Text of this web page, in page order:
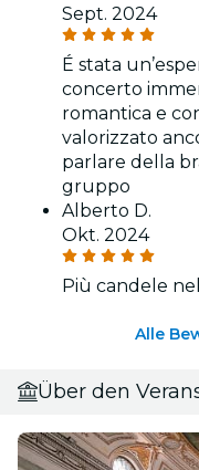
Sept. 2024
É stata
concerto
romantica e
valorizzato
parlare della
gruppo
Alberto D.
Okt. 2024
Più candele
Alle
Über den